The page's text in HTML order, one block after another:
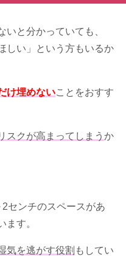
と分かっていても、
しい」という方もいるか
け埋めないことをおすす
スクが高まってしまう か
2センチのスペースがあ
ます。
気を逃がす役割 もしてい